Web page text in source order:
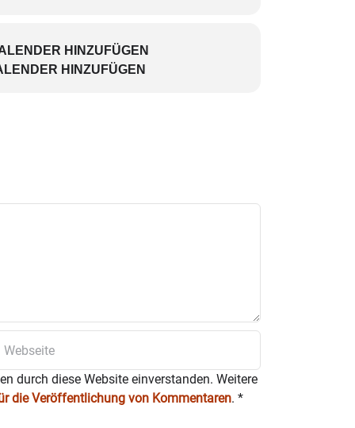
HINZUFÜGEN
HINZUFÜGEN
durch diese Website einverstanden. Weitere
die Veröffentlichung von Kommentaren. *